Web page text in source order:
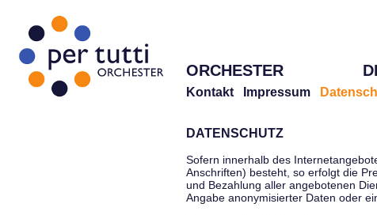
ORCHESTER
Kontakt Impressum
DATENSCHUTZ
Sofern innerhalb des
Anschriften) besteht, so erfolgt die
und Bezahlung aller angebotenen
Angabe anonymisierter Daten oder